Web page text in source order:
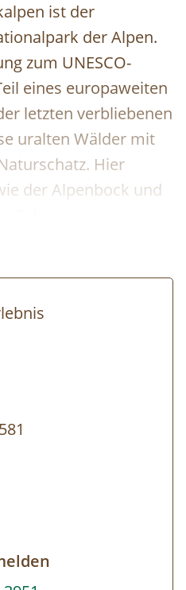
ist der
der Alpen.
zum UNESCO-
eines europaweiten
letzten verbliebenen
uralten Wälder mit
Hier
der Alpenbock und
Zuhause.
Zickerreith am
und folgen dann